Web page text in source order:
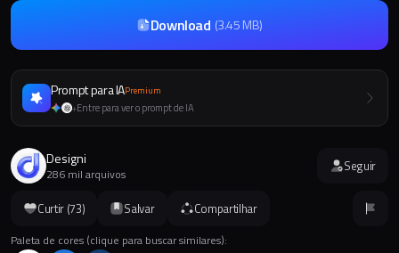
Curtir (73) Salvar Compartilhar
Paleta de cores (clique para buscar similares):
Download (3.45 MB)
Prompt para IAPremium
+Entre para ver o prompt de IA
Designi
286 mil arquivos Seguir